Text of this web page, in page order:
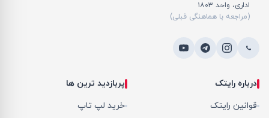
اداری، واحد ۱۸۰۳
(مراجعه با هماهنگی قبلی)
درباره رایتک
قوانین رایتک
پربازدید ترین ها
خرید لپ تاپ